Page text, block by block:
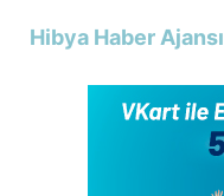
Hibya Haber Ajansı